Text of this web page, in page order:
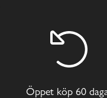
Öppet köp 60